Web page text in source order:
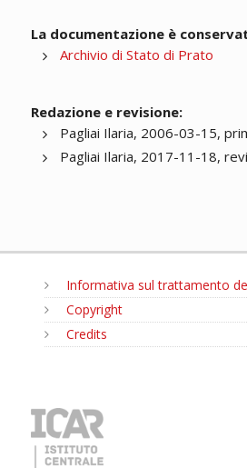
La documentazione è
Archivio di Stato di Prato
Redazione e revisione:
Pagliai Ilaria, 2006-03-15,
Pagliai Ilaria, 2017-11-18,
Informativa sul trattamento
Copyright
Credits